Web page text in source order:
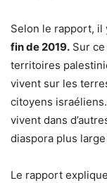
Selon le rapport, il
fin de 2019. Sur
territoires
vivent sur les
citoyens
vivent dans
diaspora plus
Le rapport